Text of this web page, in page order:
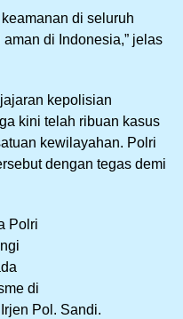
di seluruh
di Indonesia,” jelas
kepolisian
kini telah ribuan kasus
kewilayahan. Polri
dengan tegas demi
Polri
di
Pol. Sandi.